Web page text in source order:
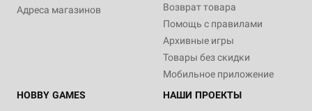
Адреса магазинов
Возврат товара
Помощь с правилами
Архивные игры
Товары без скидки
Мобильное приложение
HOBBY GAMES
НАШИ ПРОЕКТЫ